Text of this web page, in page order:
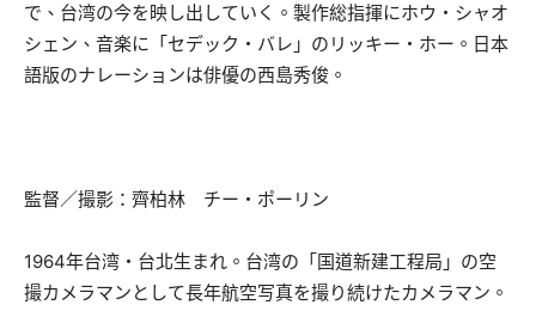
で、台湾の今を映し出していく。製作総指揮にホウ・シャオ
シェン、音楽に「セデック・バレ」のリッキー・ホー。日本
語版のナレーションは俳優の西島秀俊。
監督／撮影：齊柏林 チー・ポーリン
1964年台湾・台北生まれ。台湾の「国道新建工程局」の空
撮カメラマンとして長年航空写真を撮り続けたカメラマン。